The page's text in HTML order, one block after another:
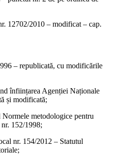
12702/2010 – modificat – cap.
– republicată, cu modificările
înființarea Agenției Naționale
și modificată;
metodologice pentru
152/1998;
nr. 154/2012 – Statutul